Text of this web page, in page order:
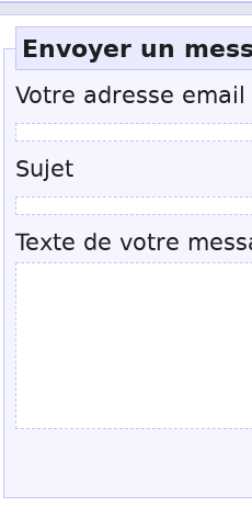
Envoyer un
Votre adresse email
Sujet
Texte de votre